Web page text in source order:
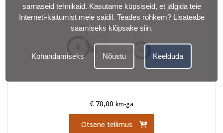
€ 70,00 km-ga
Otsene tellimus
sarnaseid tehnikaid. Kasutame küpsiseid, et jälgida teie
Interneti-käitumist meie saidil. Teades rohkem? Lisateabe
saamiseks klõpsake siin.
Kohandamiseks Nõustu Keelduda